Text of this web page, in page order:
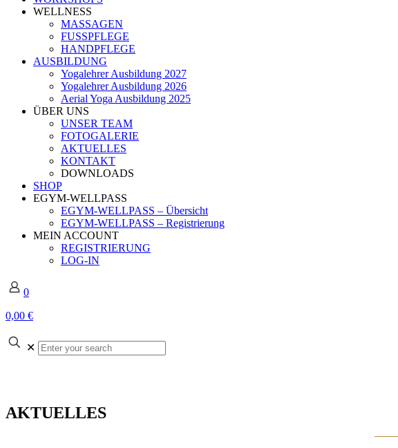
WELLNESS
MASSAGEN
FUSSPFLEGE
HANDPFLEGE
AUSBILDUNG
Yogalehrer Ausbildung 2027
Yogalehrer Ausbildung 2026
Aerial Yoga Ausbildung 2025
ÜBER UNS
UNSER TEAM
FOTOGALERIE
AKTUELLES
KONTAKT
DOWNLOADS
SHOP
EGYM-WELLPASS
EGYM-WELLPASS – Übersicht
EGYM-WELLPASS – Registrierung
MEIN ACCOUNT
REGISTRIERUNG
LOG-IN
0
0,00 €
✕
Enter
your
AKTUELLES